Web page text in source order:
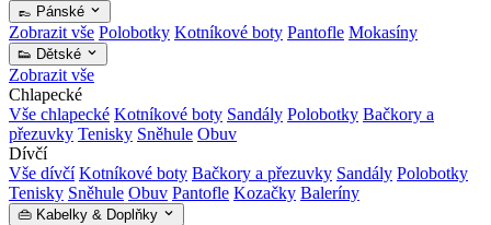
👞 Pánské
Zobrazit vše Polobotky Kotníkové boty Pantofle Mokasíny
👟 Dětské
Zobrazit vše
Chlapecké
Vše chlapecké Kotníkové boty Sandály Polobotky Bačkory a
přezuvky Tenisky Sněhule Obuv
Dívčí
Vše dívčí Kotníkové boty Bačkory a přezuvky Sandály Polobotky
Tenisky Sněhule Obuv Pantofle Kozačky Baleríny
👜 Kabelky & Doplňky